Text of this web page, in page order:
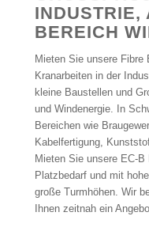
NDUSTRIE,
EREICH
Mieten Sie unsere Fibre
Kranarbeiten in der
kleine Baustellen und
und Windenergie. In
Bereichen wie
Kabelfertigung,
Mieten Sie unsere EC-
Platzbedarf und mit
große Turmhöhen. Wir
Ihnen zeitnah ein